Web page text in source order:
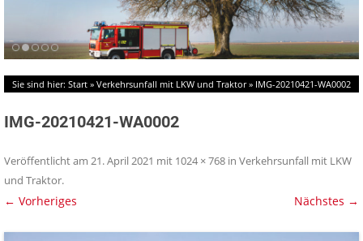
Sie sind hier: Start » Verkehrsunfall mit LKW und Traktor» IMG-20210421-WA0002
IMG-20210421-WA0002
Veröffentlicht am 21. April 2021 mit 1024 × 768 in Verkehrsunfall mit LKW
und Traktor.
← Vorheriges Nächstes →